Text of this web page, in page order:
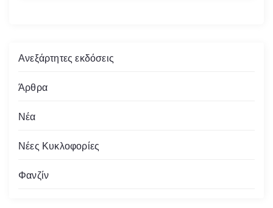
Ανεξάρτητες εκδόσεις
Άρθρα
Νέα
Νέες Κυκλοφορίες
Φανζίν